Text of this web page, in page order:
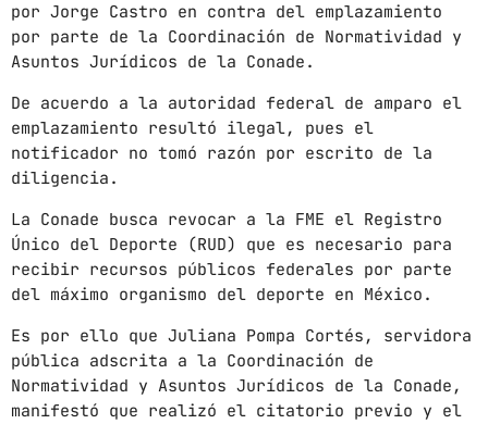
CATEGORÍAS
Gobierno de Hermosillo
Gobierno de Sonora
Hermosillo
News
Noticias
Sonora
UPCOMING SHOWS
por Jorge Castro en contra del emplazamiento
por parte de la Coordinación de Normatividad y
Asuntos Jurídicos de la Conade.
De acuerdo a la autoridad federal de amparo el
emplazamiento resultó ilegal, pues el
notificador no tomó razón por escrito de la
diligencia.
La Conade busca revocar a la FME el Registro
Único del Deporte (RUD) que es necesario para
recibir recursos públicos federales por parte
del máximo organismo del deporte en México.
Es por ello que Juliana Pompa Cortés, servidora
pública adscrita a la Coordinación de
Normatividad y Asuntos Jurídicos de la Conade,
manifestó que realizó el citatorio previo y el